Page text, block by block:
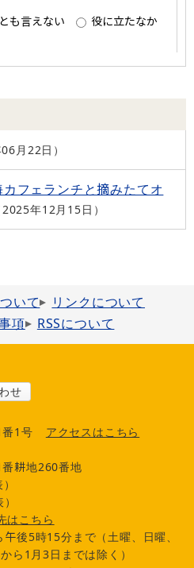
月22日
フェランチと摘みたてオ
2025年12月15日
いて
リンクについて
項 RSSについて
せ
1号
アクセスはこちら
耕地260番地
はこちら
後5時15分まで（土曜、日曜、
ら1月3日までは除く）